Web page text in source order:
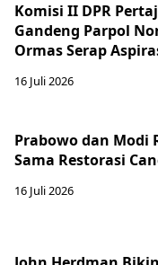
Komisi II DPR
Gandeng Parpol
Ormas Serap
16 Juli 2026
Prabowo dan Modi
Sama Restorasi
16 Juli 2026